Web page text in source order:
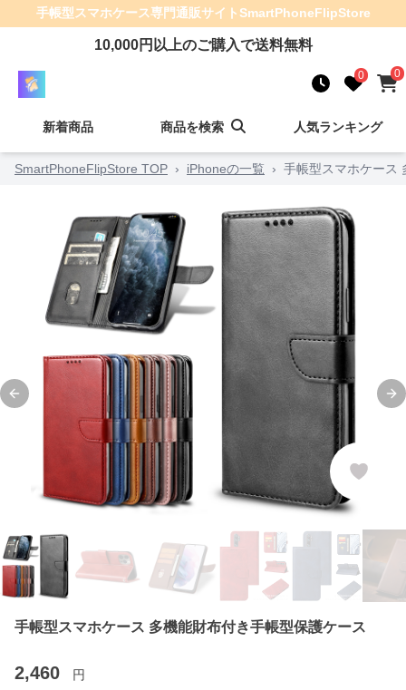
手帳型スマホケース専門通販サイトSmartPhoneFlipStore
10,000円以上のご購入で送料無料
0 0
新着商品 商品を検索 人気ランキング
SmartPhoneFlipStore TOP › iPhoneの一覧 › 手帳型スマホケース
Previous slide
手帳型スマホケース 多機能財布付き手帳型保護ケース
2,460 円